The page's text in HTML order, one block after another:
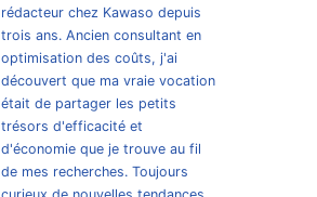
rédacteur chez Kawaso depuis
trois ans. Ancien consultant en
optimisation des coûts, j'ai
découvert que ma vraie vocation
était de partager les petits
trésors d'efficacité et
d'économie que je trouve au fil
de mes recherches. Toujours